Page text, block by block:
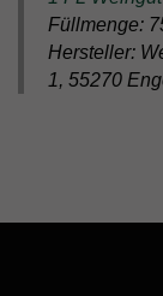
Füllmenge:
Hersteller:
1, 55270